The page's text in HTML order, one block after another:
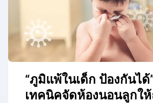
“ภูมิแพ้ในเด็ก ป้องกันได้
เทคนิคจัดห้องนอนลูกใ